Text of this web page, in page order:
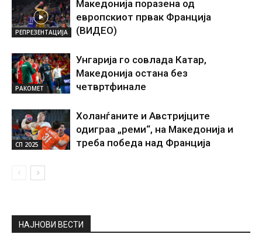
РЕПРЕЗЕНТАЦИЈА
Македонија поразена од
европскиот првак Франција
(ВИДЕО)
РАКОМЕТ
Унгарија го совлада Катар,
Македонија остана без
четвртфинале
СП 2025
Холанѓаните и Австријците
одиграа „реми“, на Македонија и
треба победа над Франција
НАЈНОВИ ВЕСТИ